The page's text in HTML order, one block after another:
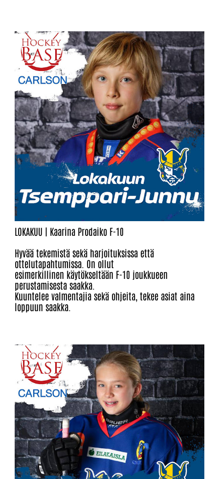
LOKAKUU | Kaarina Prodaiko F-10
Hyvää tekemistä sekä harjoituksissa että
ottelutapahtumissa. On ollut
esimerkillinen käytökseltään F-10 joukkueen
perustamisesta saakka.
Kuuntelee valmentajia sekä ohjeita, tekee asiat aina
loppuun saakka.